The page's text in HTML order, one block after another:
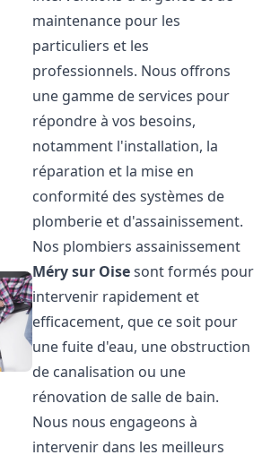
maintenance pour les
particuliers et les
professionnels. Nous offrons
une gamme de services pour
répondre à vos besoins,
notamment l'installation, la
réparation et la mise en
conformité des systèmes de
plomberie et d'assainissement.
Nos plombiers assainissement
Méry sur Oisesont formés pour
intervenir rapidement et
efficacement, que ce soit pour
une fuite d'eau, une obstruction
de canalisation ou une
rénovation de salle de bain.
Nous nous engageons à
intervenir dans les meilleurs